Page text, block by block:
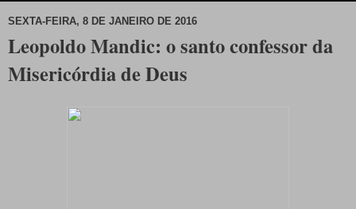
SEXTA-FEIRA, 8 DE JANEIRO DE 2016
Leopoldo Mandic: o santo confessor da
Misericórdia de Deus